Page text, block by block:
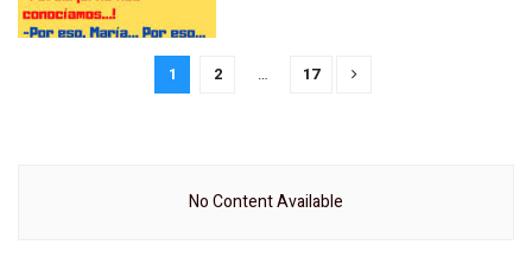
1 2 … 17
No Content Available